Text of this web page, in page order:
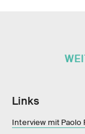
Links
Interview mit Paolo